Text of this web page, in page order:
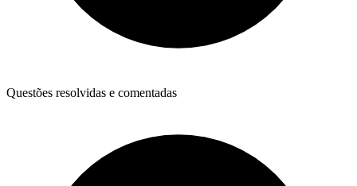
Questões resolvidas e comentadas